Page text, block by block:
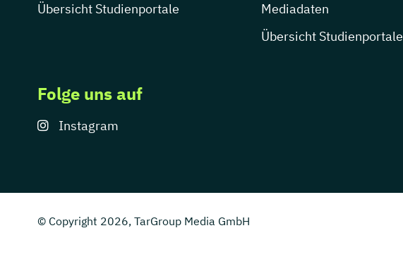
Übersicht Studienportale
Mediadaten
Übersicht Studienportale
Folge uns auf
Instagram
© Copyright 2026, TarGroup Media GmbH